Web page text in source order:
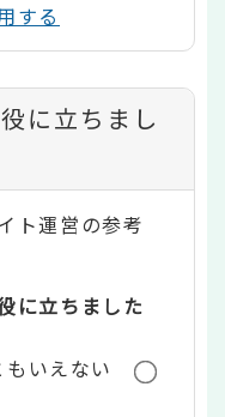
する
に立ちまし
ト運営の参考
に立ちました
もいえない